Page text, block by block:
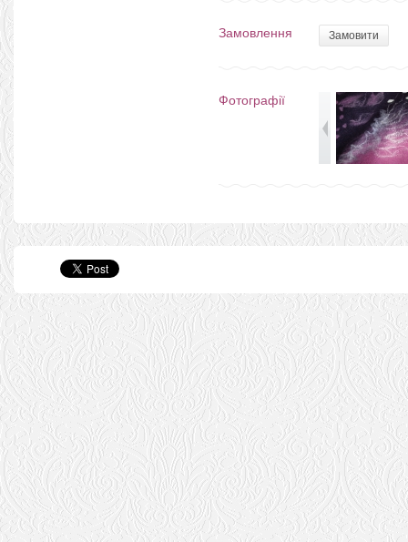
Замовлення Замовити
Фотографії